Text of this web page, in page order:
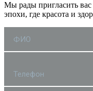
Мы рады пригласить вас
эпохи, где красота и